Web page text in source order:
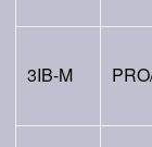
3IB-M